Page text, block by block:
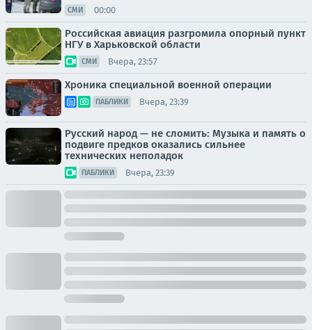
СМИ 00:00
Российская авиация разгромила опорный пункт
НГУ в Харьковской области
СМИ Вчера, 23:57
Хроника специальной военной операции
ПАБЛИКИ Вчера, 23:39
Русский народ — не сломить: Музыка и память о
подвиге предков оказались сильнее
технических неполадок
ПАБЛИКИ Вчера, 23:39